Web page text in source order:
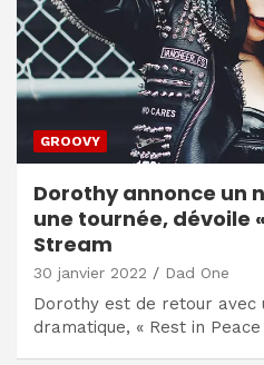
GROOVY
Dorothy annonce un
une tournée, dévoile
Stream
30 janvier 2022 Dad One
Dorothy est de retour avec
dramatique, « Rest in